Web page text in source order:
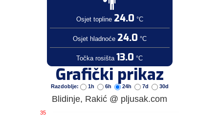
Osjet topline 24.0 °C
Osjet hladnoće 24.0 °C
Točka rosišta 13.0 °C
Grafički prikaz
Razdoblje: 1h 6h 24h 7d 30d
Blidinje, Rakić @ pljusak.com
35